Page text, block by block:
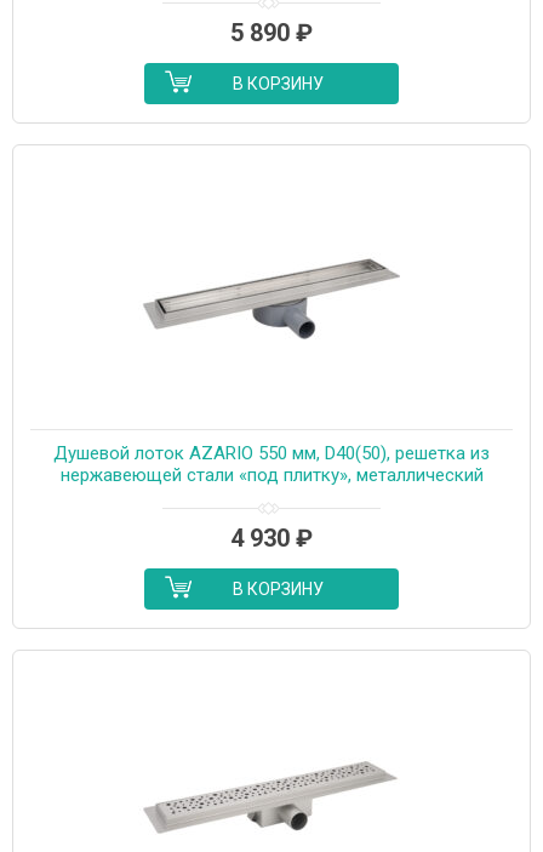
(AZT3TILE750)
5 890 ₽
В КОРЗИНУ
Душевой лоток AZARIO 550 мм, D40(50), решетка из
нержавеющей стали «под плитку», металлический
(AZT3TILE550)
4 930 ₽
В КОРЗИНУ